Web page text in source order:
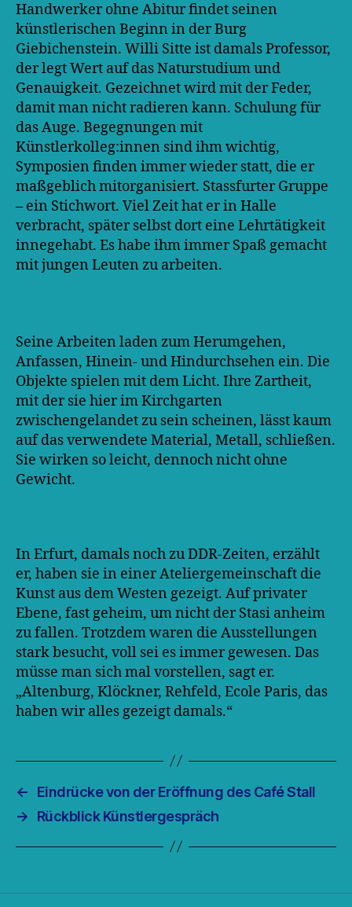
Handwerker ohne Abitur findet seinen
künstlerischen Beginn in der Burg
Giebichenstein. Willi Sitte ist damals Professor,
der legt Wert auf das Naturstudium und
Genauigkeit. Gezeichnet wird mit der Feder,
damit man nicht radieren kann. Schulung für
das Auge. Begegnungen mit
Künstlerkolleg:innen sind ihm wichtig,
Symposien finden immer wieder statt, die er
maßgeblich mitorganisiert. Stassfurter Gruppe
– ein Stichwort. Viel Zeit hat er in Halle
verbracht, später selbst dort eine Lehrtätigkeit
innegehabt. Es habe ihm immer Spaß gemacht
mit jungen Leuten zu arbeiten.
Seine Arbeiten laden zum Herumgehen,
Anfassen, Hinein- und Hindurchsehen ein. Die
Objekte spielen mit dem Licht. Ihre Zartheit,
mit der sie hier im Kirchgarten
zwischengelandet zu sein scheinen, lässt kaum
auf das verwendete Material, Metall, schließen.
Sie wirken so leicht, dennoch nicht ohne
Gewicht.
In Erfurt, damals noch zu DDR-Zeiten, erzählt
er, haben sie in einer Ateliergemeinschaft die
Kunst aus dem Westen gezeigt. Auf privater
Ebene, fast geheim, um nicht der Stasi anheim
zu fallen. Trotzdem waren die Ausstellungen
stark besucht, voll sei es immer gewesen. Das
müsse man sich mal vorstellen, sagt er.
„Altenburg, Klöckner, Rehfeld, Ecole Paris, das
haben wir alles gezeigt damals.“
←
Eindrücke von der Eröffnung des Café Stall
→
Rückblick Künstlergespräch